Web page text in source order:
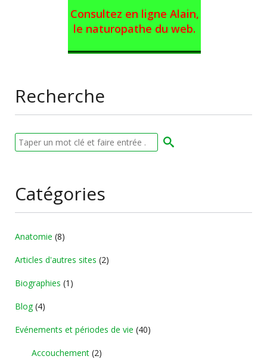
Consultez en ligne Alain,
le naturopathe du web.
Recherche
Catégories
Anatomie (8)
Articles d'autres sites (2)
Biographies (1)
Blog(4)
Evénements et périodes de vie (40)
Accouchement (2)